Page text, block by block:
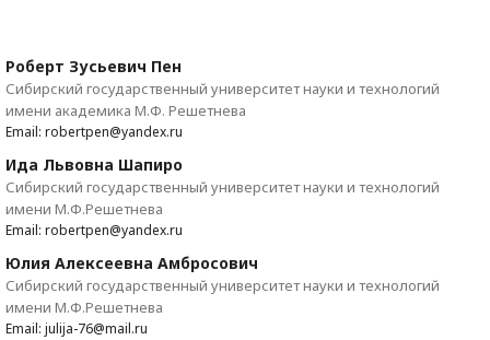
Роберт Зусьевич Пен
Сибирский государственный университет науки и технологий
имени академика М.Ф. Решетнева
Email: robertpen@yandex.ru
Ида Львовна Шапиро
Сибирский государственный университет науки и технологий
имени М.Ф.Решетнева
Email: robertpen@yandex.ru
Юлия Алексеевна Амбросович
Сибирский государственный университет науки и технологий
имени М.Ф.Решетнева
Email: julija-76@mail.ru